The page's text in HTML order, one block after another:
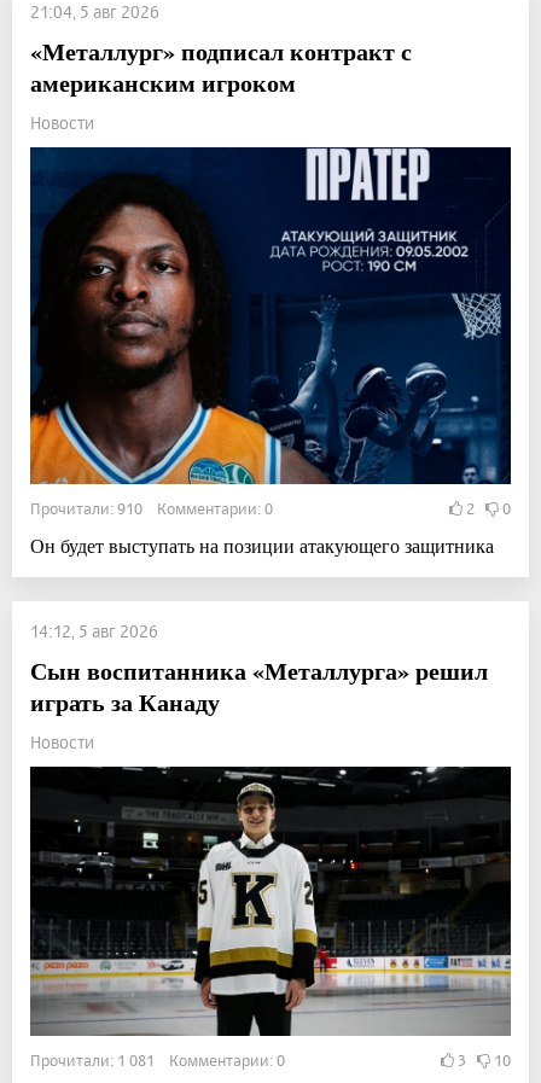
21:04, 5 авг 2026
«Металлург» подписал контракт с
американским игроком
Новости
Прочитали: 910 Комментарии: 0 2 0
Он будет выступать на позиции атакующего защитника
14:12, 5 авг 2026
Сын воспитанника «Металлурга» решил
играть за Канаду
Новости
Прочитали: 1 081 Комментарии: 0 3 10